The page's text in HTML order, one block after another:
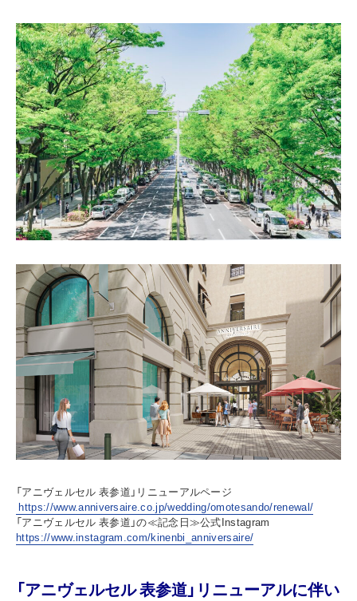
「アニヴェルセル 表参道」リニューアルページ
https://www.anniversaire.co.jp/wedding/omotesando/renewal/
「アニヴェルセル 表参道」の≪記念日≫公式Instagram
https://www.instagram.com/kinenbi_anniversaire/
「アニヴェルセル 表参道」リニューアルに伴い